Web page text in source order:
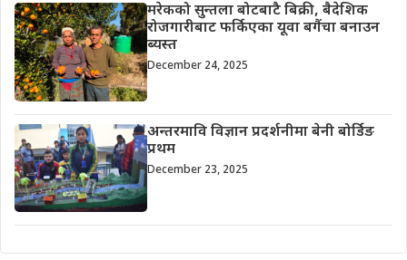
मरेकको सुन्तला बोटबाटै बिक्री, बैदेशिक
रोजगारीबाट फर्किएका यूवा बगैंचा बनाउन
ब्यस्त
December 24, 2025
अन्तरमावि विज्ञान प्रदर्शनीमा बेनी बोर्डिङ
प्रथम
December 23, 2025